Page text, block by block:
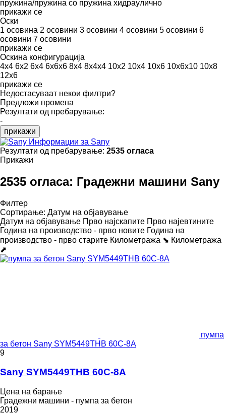
пружина/пружина со пружина хидраулично
прикажи се
Оски
1 осовина 2 осовини 3 осовини 4 осовини 5 осовини 6
осовини 7 осовини
прикажи се
Оскина конфигурација
4x4 6x2 6x4 6x6x6 8x4 8x4x4 10x2 10x4 10x6 10x6x10 10x8
12x6
прикажи се
Недостасуваат некои филтри?
Предложи промена
Резултати од пребарување:
-
прикажи
Информации за Sany
Резултати од пребарување: 2535 огласа
Прикажи
2535 огласа: Градежни машини Sany
Филтер
Сортирање: Датум на објавување
Датум на објавување Прво најскапите Прво најевтините
Година на производство - прво новите Година на
производство - прво старите Километража ⬊ Километража
⬈
пумпа
за бетон Sany SYM5449THB 60C-8A
9
Sany SYM5449THB 60C-8A
Цена на барање
Градежни машини - пумпа за бетон
2019